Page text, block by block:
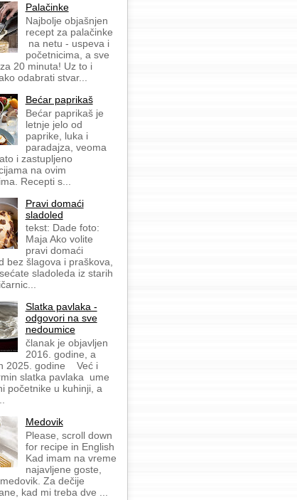
Palačinke
Najbolje objašnjen
recept za palačinke
na netu - uspeva i
početnicima, a sve
20 minuta! Uz to i
odabrati stvar...
Bećar paprikaš
Bećar paprikaš je
letnje jelo od
paprike, luka i
paradajza, veoma
i zastupljeno
na ovim
Recepti s...
Pravi domaći
sladoled
tekst: Dade foto:
Maja Ako volite
pravi domaći
bez šlagova i praškova,
sladoleda iz starih
Slatka pavlaka -
odgovori na sve
nedoumice
članak je objavljen
2016. godine, a
2025. godine Već i
slatka pavlaka ume
početnike u kuhinji, a
Medovik
Please, scroll down
for recipe in English
Kad imam na vreme
najavljene goste,
Za dečije
kad mi treba dve ...